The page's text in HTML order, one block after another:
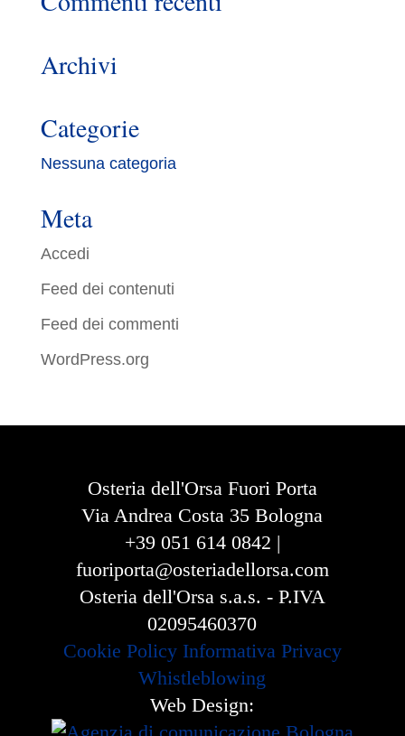
Archivi
Categorie
Nessuna categoria
Meta
Accedi
Feed dei contenuti
Feed dei commenti
WordPress.org
Osteria dell'Orsa Fuori Porta
Via Andrea Costa 35 Bologna
+39 051 614 0842 |
fuoriporta@osteriadellorsa.com
Osteria dell'Orsa s.a.s. - P.IVA
02095460370
Cookie Policy Informativa Privacy
Whistleblowing
Web Design: